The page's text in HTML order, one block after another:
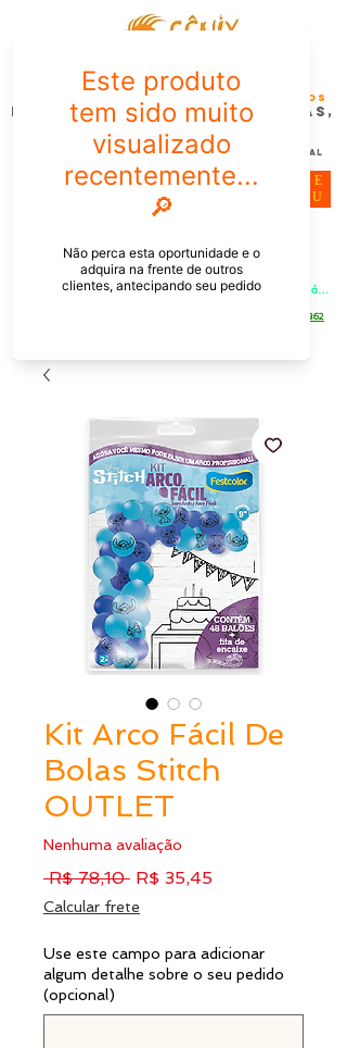
FÊNIX DESIGN STUDIO | Design
Gráfico| Desenvolvimento de Produtos
Personalizados para Pessoas,
Empresas e EventoS
Lembrancinhas, Brindes promocionais,
Decoração, Presentes e Comunicação Visual
PEDIDOS PELO CHAT OU WHATSAPP: Informe os produtos,
quantidade e o CEP ou endereço de entrega e receba um link já
ME
NU
[21] 9 6546 4862
Kit Arco Fácil De
Bolas Stitch
OUTLET
Nenhuma avaliação
R$ 78,10 Preço
R$ 35,45Preço
Calcular frete
Use este campo para adicionar
algum detalhe sobre o seu pedido
(opcional)